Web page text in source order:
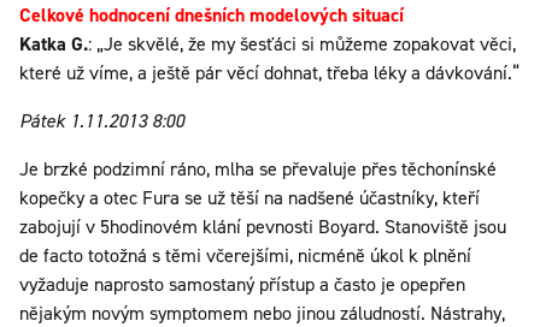
Celkové hodnocení dnešních modelových situací
Katka G.: „Je skvělé, že my šesťáci si můžeme zopakovat věci,
které už víme, a ještě pár věcí dohnat, třeba léky a dávkování.“
Pátek 1.11.2013 8:00
Je brzké podzimní ráno, mlha se převaluje přes těchonínské
kopečky a otec Fura se už těší na nadšené účastníky, kteří
zabojují v 5hodinovém klání pevnosti Boyard. Stanoviště jsou
de facto totožná s těmi včerejšími, nicméně úkol k plnění
vyžaduje naprosto samostaný přístup a často je opepřen
nějakým novým symptomem nebo jinou záludností. Nástrahy,